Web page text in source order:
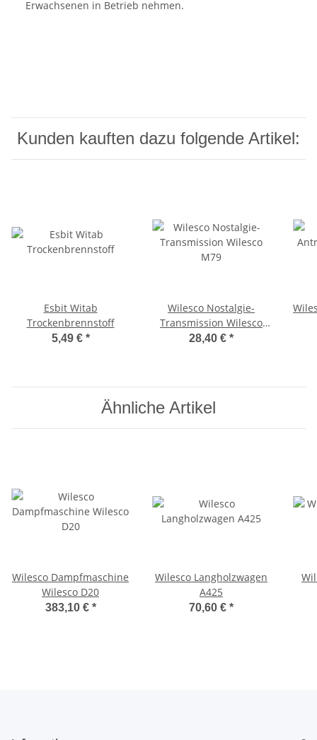
Erwachsenen in Betrieb nehmen.
Kunden kauften dazu folgende Artikel:
Esbit Witab
Trockenbrennstoff
5,49 € *
Wilesco Nostalgie-
Transmission Wilesco
M79
28,40 € *
Ähnliche Artikel
Wilesco Dampfmaschine
Wilesco D20
383,10 € *
Wilesco Langholzwagen
A425
70,60 € *